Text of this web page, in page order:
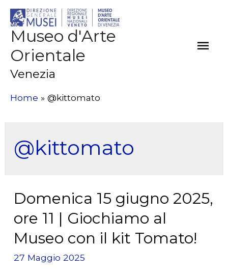
Museo d'Arte
Orientale
Venezia
Home @kittomato
@kittomato
Domenica 15 giugno 2025,
ore 11 | Giochiamo al
Museo con il kit Tomato!
27 Maggio 2025